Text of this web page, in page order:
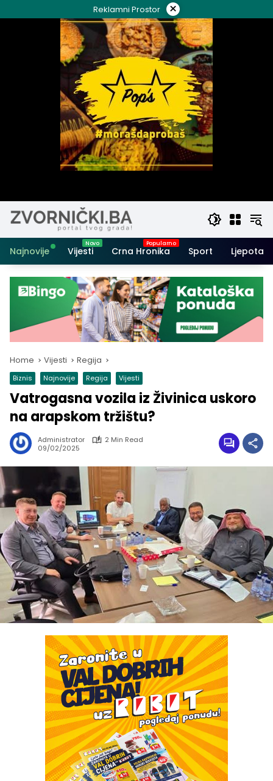
to
Reklamni Prostor ×
Najnovije Vijesti Crna Hronika Sport Ljepota i
Home Vijesti Regija
Biznis Najnovije Regija Vijesti
Vatrogasna vozila iz Živinica uskoro
na arapskom tržištu?
Administrator
2 Min Read
09/02/2025